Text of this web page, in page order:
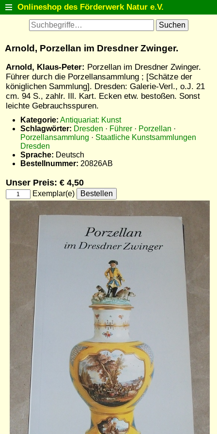
Onlineshop des Förderwerk Natur e.V.
Startseite
Postkarten
Natur entdecken
Tiermodelle
Fanartikel
Themenlisten
Detailsuche
Warenkorb
Arnold, Porzellan im Dresdner Zwinger.
Arnold, Klaus-Peter: Porzellan im Dresdner Zwinger.
Führer durch die Porzellansammlung ; [Schätze der
königlichen Sammlung]. Dresden: Galerie-Verl., o.J. 21
cm. 94 S., zahlr. Ill. Kart. Ecken etw. bestoßen. Sonst
leichte Gebrauchsspuren.
Kategorie: Antiquariat: Kunst
Schlagwörter: Dresden · Führer · Porzellan ·
Porzellansammlung · Staatliche Kunstsammlungen
Dresden
Sprache: Deutsch
Bestellnummer: 20826AB
Unser Preis: € 4,50
Exemplar(e)